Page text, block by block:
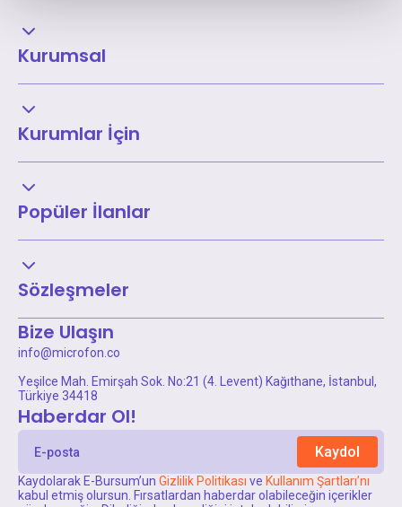
Kurumsal
Kurumlar İçin
Popüler İlanlar
Sözleşmeler
Bize Ulaşın
info@microfon.co
Yeşilce Mah. Emirşah Sok. No:21 (4. Levent) Kağıthane, İstanbul,
Türkiye 34418
Haberdar Ol!
Kaydol
Kaydolarak E-Bursum’un Gizlilik Politikası ve Kullanım Şartları’nı
kabul etmiş olursun. Fırsatlardan haberdar olabileceğin içerikler